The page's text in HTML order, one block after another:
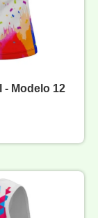
- Modelo 12